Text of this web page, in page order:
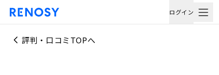
ログイン
評判・口コミTOPへ